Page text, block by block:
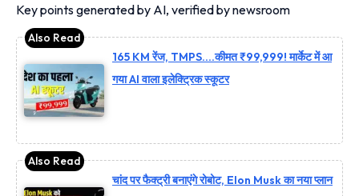
Key points generated by AI, verified by newsroom
165 KM रेंज, TMPS….कीमत ₹99,999! मार्केट में आ
गया AI वाला इलेक्ट्रिक स्कूटर
चांद पर फैक्ट्री बनाएंगे रोबोट, Elon Musk का नया प्लान